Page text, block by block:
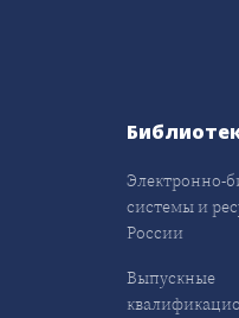
Электронно-
системы и
России
Выпускные